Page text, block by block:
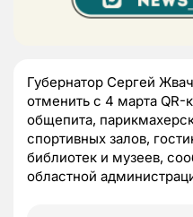
Губернатор Сергей
отменить с 4 марта QR-
общепита,
спортивных залов,
библиотек и музеев,
областной